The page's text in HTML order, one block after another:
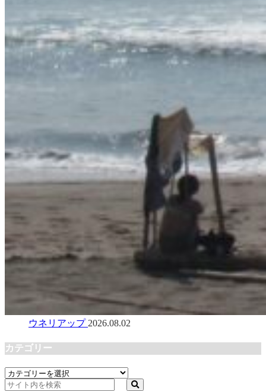
ウネリアップ 2026.08.02
カテゴリー
カ
テ